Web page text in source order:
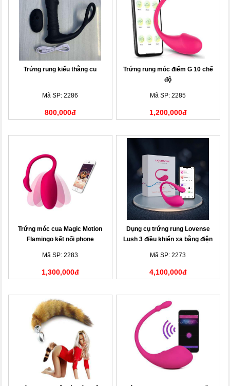
Trứng rung kiểu thằng cu
Mã SP: 2286
800,000đ
Trứng rung móc điểm G 10 chế
độ
Mã SP: 2285
1,200,000đ
Trứng móc cua Magic Motion
Flamingo kết nối phone
Mã SP: 2283
1,300,000đ
Dụng cụ trứng rung Lovense
Lush 3 điều khiển xa bằng điện
Mã SP: 2273
4,100,000đ